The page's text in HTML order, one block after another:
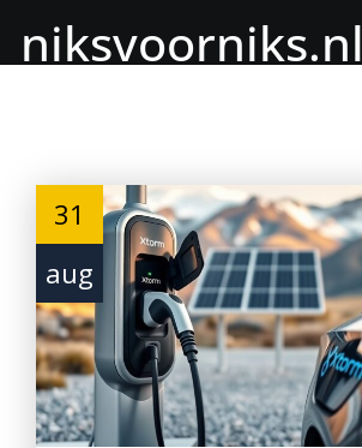
Content
niksvoorniks.nl
31
aug